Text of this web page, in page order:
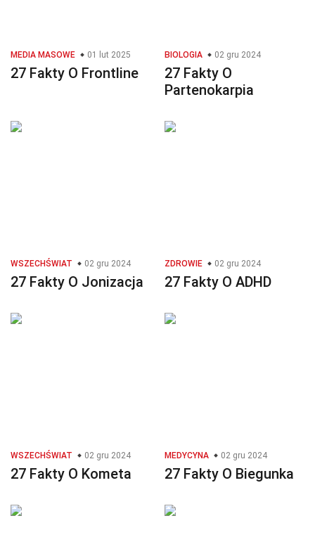
MEDIA MASOWE 01 lut 2025
27 Fakty O Frontline
BIOLOGIA 02 gru 2024
27 Fakty O
Partenokarpia
WSZECHŚWIAT 02 gru 2024
27 Fakty O Jonizacja
ZDROWIE 02 gru 2024
27 Fakty O ADHD
WSZECHŚWIAT 02 gru 2024
27 Fakty O Kometa
MEDYCYNA 02 gru 2024
27 Fakty O Biegunka